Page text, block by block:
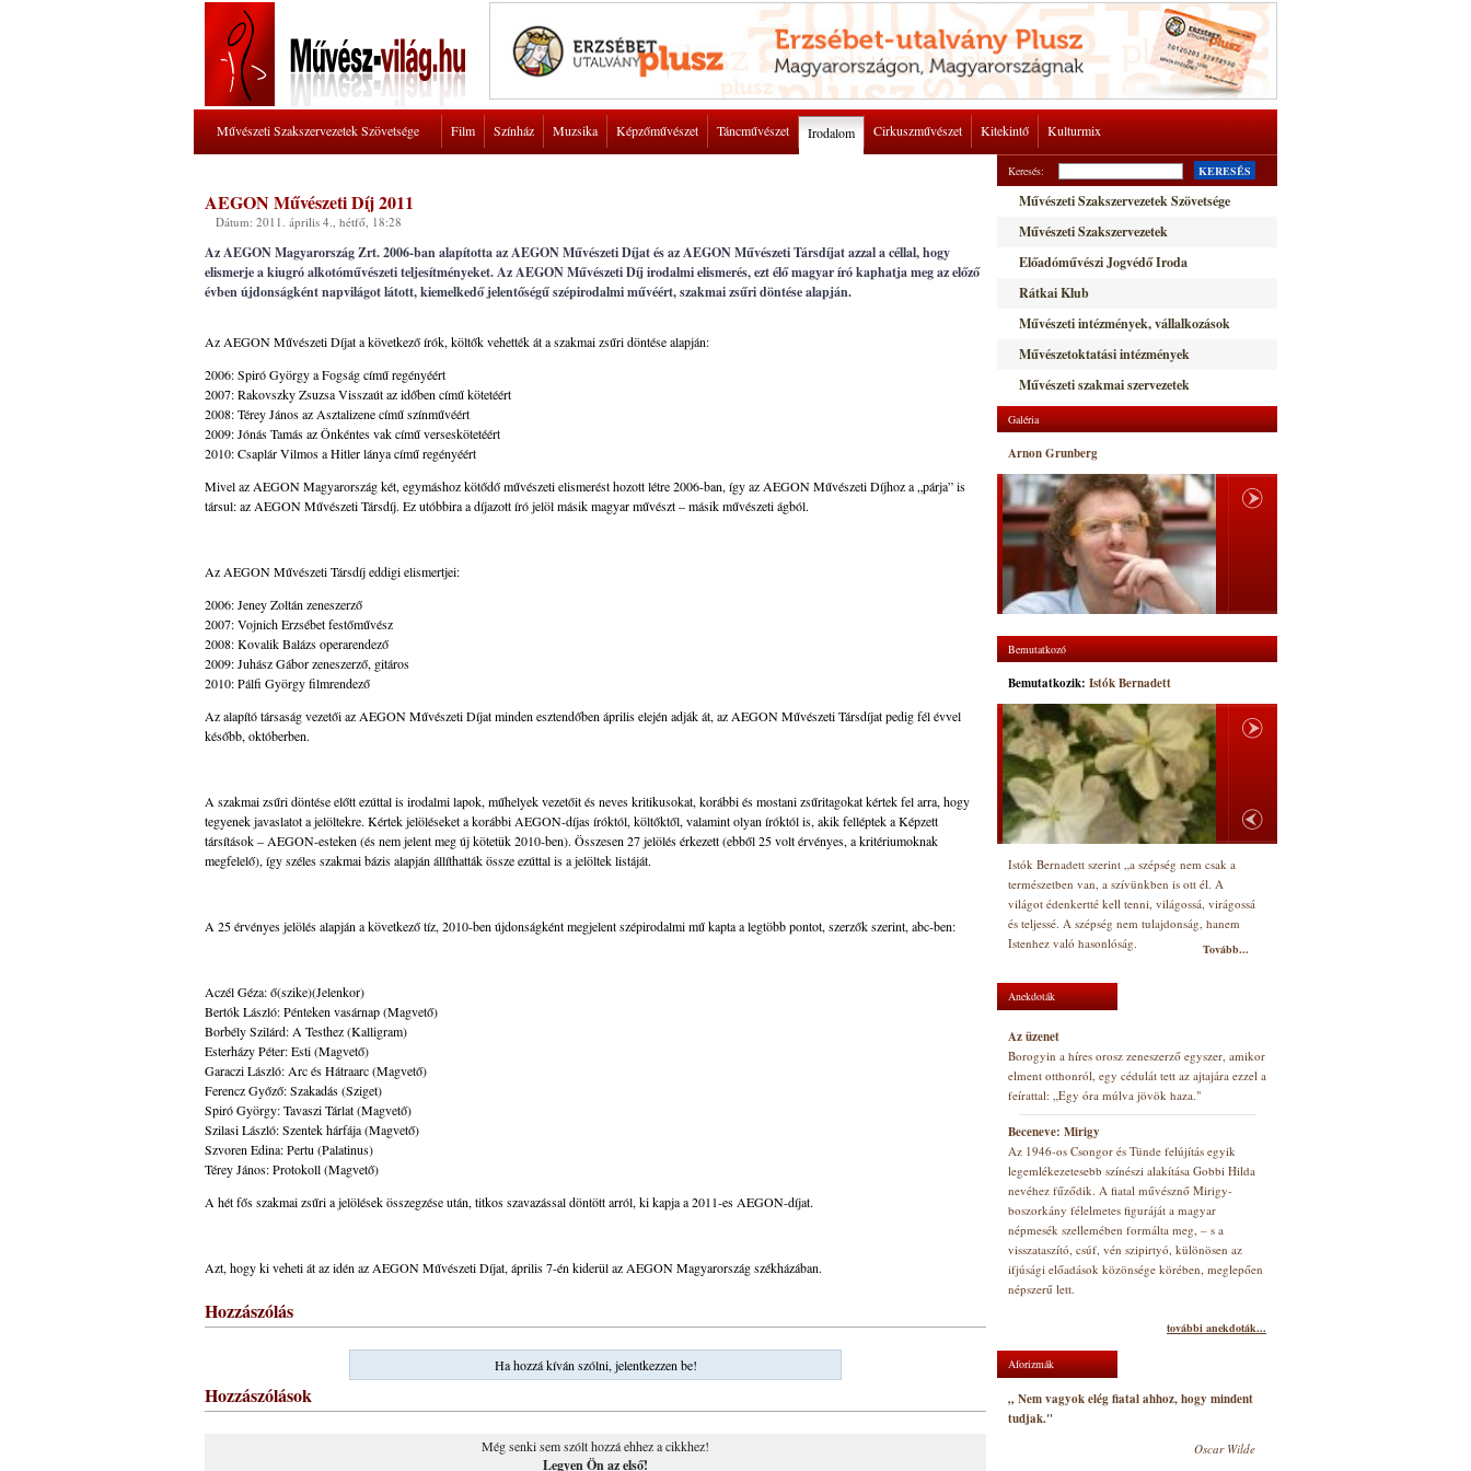
Művészeti Szakszervezetek Szövetsége Film Színház Muzsika Képzőművészet Táncművészet Irodalom Cirkuszművészet Kitekintő Kulturmix
AEGON Művészeti Díj 2011
Dátum: 2011. április 4., hétfő, 18:28
Az AEGON Magyarország Zrt. 2006-ban alapította az AEGON Művészeti Díjat és az AEGON Művészeti Társdíjat azzal a céllal, hogy
elismerje a kiugró alkotóművészeti teljesítményeket. Az AEGON Művészeti Díj irodalmi elismerés, ezt élő magyar író kaphatja meg az előző
évben újdonságként napvilágot látott, kiemelkedő jelentőségű szépirodalmi művéért, szakmai zsűri döntése alapján.
Az AEGON Művészeti Díjat a következő írók, költők vehették át a szakmai zsűri döntése alapján:
2006: Spiró György a Fogság című regényéért
2007: Rakovszky Zsuzsa Visszaút az időben című kötetéért
2008: Térey János az Asztalizene című színművéért
2009: Jónás Tamás az Önkéntes vak című verseskötetéért
2010: Csaplár Vilmos a Hitler lánya című regényéért
Mivel az AEGON Magyarország két, egymáshoz kötődő művészeti elismerést hozott létre 2006-ban, így az AEGON Művészeti Díjhoz a „párja” is
társul: az AEGON Művészeti Társdíj. Ez utóbbira a díjazott író jelöl másik magyar művészt – másik művészeti ágból.
Az AEGON Művészeti Társdíj eddigi elismertjei:
2006: Jeney Zoltán zeneszerző
2007: Vojnich Erzsébet festőművész
2008: Kovalik Balázs operarendező
2009: Juhász Gábor zeneszerző, gitáros
2010: Pálfi György filmrendező
Az alapító társaság vezetői az AEGON Művészeti Díjat minden esztendőben április elején adják át, az AEGON Művészeti Társdíjat pedig fél évvel
később, októberben.
A szakmai zsűri döntése előtt ezúttal is irodalmi lapok, műhelyek vezetőit és neves kritikusokat, korábbi és mostani zsűritagokat kértek fel arra, hogy
tegyenek javaslatot a jelöltekre. Kértek jelöléseket a korábbi AEGON-díjas íróktól, költőktől, valamint olyan íróktól is, akik felléptek a Képzett
társítások – AEGON-esteken (és nem jelent meg új kötetük 2010-ben). Összesen 27 jelölés érkezett (ebből 25 volt érvényes, a kritériumoknak
megfelelő), így széles szakmai bázis alapján állíthatták össze ezúttal is a jelöltek listáját.
A 25 érvényes jelölés alapján a következő tíz, 2010-ben újdonságként megjelent szépirodalmi mű kapta a legtöbb pontot, szerzők szerint, abc-ben:
Aczél Géza: ő(szike)(Jelenkor)
Bertók László: Pénteken vasárnap (Magvető)
Borbély Szilárd: A Testhez (Kalligram)
Esterházy Péter: Esti (Magvető)
Garaczi László: Arc és Hátraarc (Magvető)
Ferencz Győző: Szakadás (Sziget)
Spiró György: Tavaszi Tárlat (Magvető)
Szilasi László: Szentek hárfája (Magvető)
Szvoren Edina: Pertu (Palatinus)
Térey János: Protokoll (Magvető)
A hét fős szakmai zsűri a jelölések összegzése után, titkos szavazással döntött arról, ki kapja a 2011-es AEGON-díjat.
Azt, hogy ki veheti át az idén az AEGON Művészeti Díjat, április 7-én kiderül az AEGON Magyarország székházában.
Hozzászólás
Ha hozzá kíván szólni, jelentkezzen be!
Hozzászólások
Még senki sem szólt hozzá ehhez a cikkhez!
Legyen Ön az első!
Keresés: KERESÉS
Művészeti Szakszervezetek Szövetsége
Művészeti Szakszervezetek
Előadóművészi Jogvédő Iroda
Rátkai Klub
Művészeti intézmények, vállalkozások
Művészetoktatási intézmények
Művészeti szakmai szervezetek
Galéria
Arnon Grunberg
Bemutatkozó
Bemutatkozik: Istók Bernadett
Istók Bernadett szerint „a szépség nem csak a
természetben van, a szívünkben is ott él. A
világot édenkertté kell tenni, világossá, virágossá
és teljessé. A szépség nem tulajdonság, hanem
Istenhez való hasonlóság.
Tovább...
Anekdoták
Az üzenet
Borogyin a híres orosz zeneszerző egyszer, amikor
elment otthonról, egy cédulát tett az ajtajára ezzel a
feírattal: „Egy óra múlva jövök haza."
Beceneve: Mirigy
Az 1946-os Csongor és Tünde felújítás egyik
legemlékezetesebb színészi alakítása Gobbi Hilda
nevéhez fűződik. A fiatal művésznő Mirigy-
boszorkány félelmetes figuráját a magyar
népmesék szellemében formálta meg, – s a
visszataszító, csúf, vén szipirtyó, különösen az
ifjúsági előadások közönsége körében, meglepően
népszerű lett.
további anekdoták...
Aforizmák
„ Nem vagyok elég fiatal ahhoz, hogy mindent
tudjak."
Oscar Wilde